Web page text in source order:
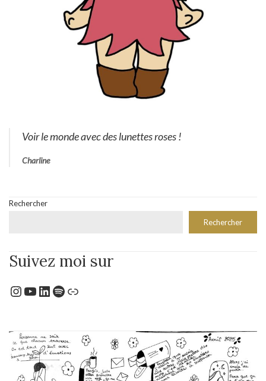
Voir le monde avec des lunettes roses !
Charline
Rechercher
Rechercher
Suivez moi sur
Instagram
YouTube
LinkedIn
Spotify
Lien